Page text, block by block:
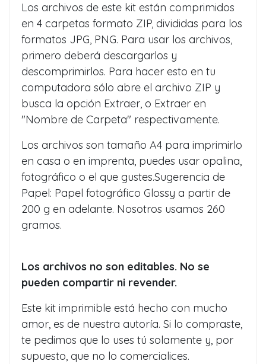
Los archivos de este kit están comprimidos
en 4 carpetas formato ZIP, divididas para los
formatos JPG, PNG. Para usar los archivos,
primero deberá descargarlos y
descomprimirlos. Para hacer esto en tu
computadora sólo abre el archivo ZIP y
busca la opción Extraer, o Extraer en
"Nombre de Carpeta" respectivamente.
Los archivos son tamaño A4 para imprimirlo
en casa o en imprenta, puedes usar opalina,
fotográfico o el que gustes.Sugerencia de
Papel: Papel fotográfico Glossy a partir de
200 g en adelante. Nosotros usamos 260
gramos.
Los archivos no son editables. No se
pueden compartir ni revender.
Este kit imprimible está hecho con mucho
amor, es de nuestra autoría. Si lo compraste,
te pedimos que lo uses tú solamente y, por
supuesto, que no lo comercialices.